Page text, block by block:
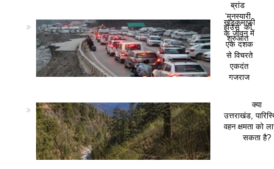
ब्रांड
‘मुनस्यारी
हाउस’ की
शुरुआत
खड़कमाफी
के जीवन में
एक दशक
से विचरते
एकदंत
गजराज
क्या
उत्तराखंड,
वहन क्षमता को
सकता है?